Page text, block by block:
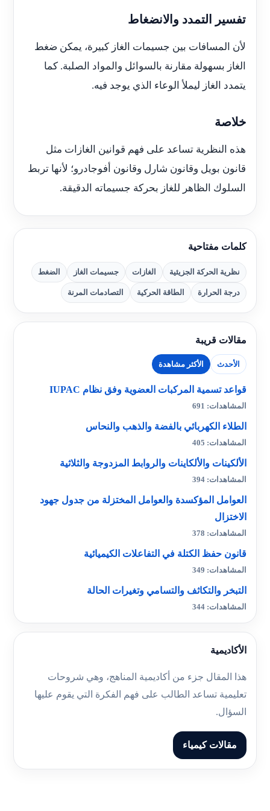
تفسير التمدد والانضغاط
لأن المسافات بين جسيمات الغاز كبيرة، يمكن ضغط
الغاز بسهولة مقارنة بالسوائل والمواد الصلبة. كما
يتمدد الغاز ليملأ الوعاء الذي يوجد فيه.
خلاصة
هذه النظرية تساعد على فهم قوانين الغازات مثل
قانون بويل وقانون شارل وقانون أفوجادرو؛ لأنها تربط
السلوك الظاهر للغاز بحركة جسيماته الدقيقة.
كلمات مفتاحية
نظرية الحركة الجزيئية الغازات جسيمات الغاز الضغط
درجة الحرارة الطاقة الحركية التصادمات المرنة
مقالات قريبة
الأحدث الأكثر مشاهدة
قواعد تسمية المركبات العضوية وفق نظام IUPAC
المشاهدات: 691
الطلاء الكهربائي بالفضة والذهب والنحاس
المشاهدات: 405
الألكينات والألكاينات والروابط المزدوجة والثلاثية
المشاهدات: 394
العوامل المؤكسدة والعوامل المختزلة من جدول جهود
الاختزال
المشاهدات: 378
قانون حفظ الكتلة في التفاعلات الكيميائية
المشاهدات: 349
التبخر والتكاثف والتسامي وتغيرات الحالة
المشاهدات: 344
الأكاديمية
هذا المقال جزء من أكاديمية المناهج، وهي شروحات
تعليمية تساعد الطالب على فهم الفكرة التي يقوم عليها
السؤال.
مقالات كيمياء